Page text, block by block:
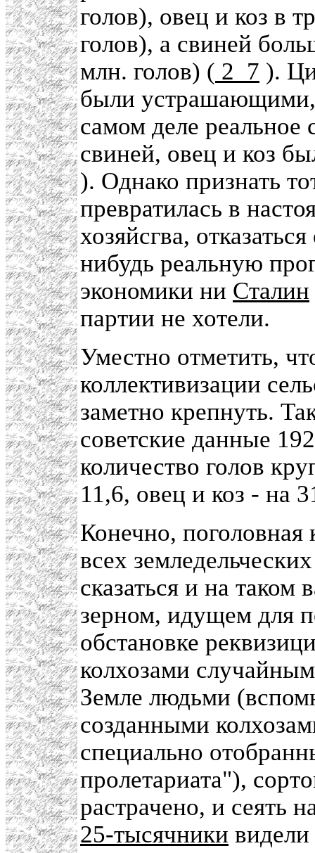
голов), овец и коз в
голов), а свиней
млн. голов) ( 2_7 ).
были
самом деле реальное
свиней, овец и коз
). Однако признать
превратилась в
хозяйсгва,
нибудь реальную
экономики ни Сталин
партии не хотели.
Уместно отметить,
коллективизации
заметно крепнуть.
советские данные
количество голов
11,6, овец и коз - на
Конечно, поголовная
всех
сказаться и на
зерном, идущем для
обстановке
колхозами
Земле людьми
созданными
специально
пролетариата"),
растрачено, и сеять
25-тысячники